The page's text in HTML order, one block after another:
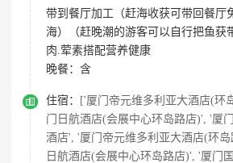
带到餐厅加工（赶海收获可带回餐厅
海）（赶晚潮的游客可以自行把鱼获
肉.荤素搭配营养健康
晚餐： 含
 住宿：
['厦门帝元维多利亚大酒店(环
门日航酒店(会展中心环岛路店)', '厦
酒店', '厦门帝元维多利亚大酒店(环岛
日航酒店(会展中心环岛路店)', '厦门